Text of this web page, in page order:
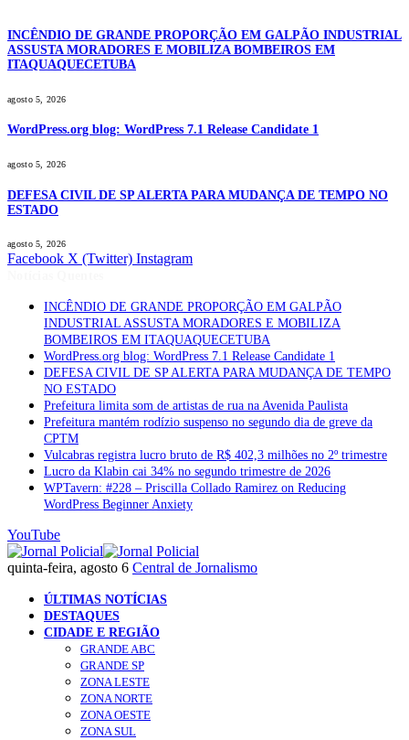
INCÊNDIO DE GRANDE PROPORÇÃO EM GALPÃO INDUSTRIAL
ASSUSTA MORADORES E MOBILIZA BOMBEIROS EM
ITAQUAQUECETUBA
agosto 5, 2026
WordPress.org blog: WordPress 7.1 Release Candidate 1
agosto 5, 2026
DEFESA CIVIL DE SP ALERTA PARA MUDANÇA DE TEMPO NO
ESTADO
agosto 5, 2026
Facebook X (Twitter) Instagram
INCÊNDIO DE GRANDE PROPORÇÃO EM GALPÃO
INDUSTRIAL ASSUSTA MORADORES E MOBILIZA
BOMBEIROS EM ITAQUAQUECETUBA
WordPress.org blog: WordPress 7.1 Release Candidate 1
DEFESA CIVIL DE SP ALERTA PARA MUDANÇA DE TEMPO
NO ESTADO
Prefeitura limita som de artistas de rua na Avenida Paulista
Prefeitura mantém rodízio suspenso no segundo dia de greve da
CPTM
Vulcabras registra lucro bruto de R$ 402,3 milhões no 2º trimestre
Lucro da Klabin cai 34% no segundo trimestre de 2026
WPTavern: #228 – Priscilla Collado Ramirez on Reducing
WordPress Beginner Anxiety
YouTube
quinta-feira, agosto 6 Central de Jornalismo
ÚLTIMAS NOTÍCIAS
DESTAQUES
CIDADE E REGIÃO
GRANDE ABC
GRANDE SP
ZONA LESTE
ZONA NORTE
ZONA OESTE
ZONA SUL